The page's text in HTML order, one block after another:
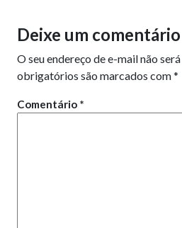
Deixe um comentário
O seu endereço de e-mail não
obrigatórios são marcados com*
Comentário *